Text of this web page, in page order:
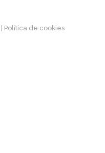
| Política de cookies